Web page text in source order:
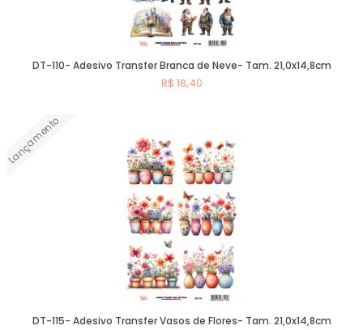
DT-110- Adesivo Transfer Branca de Neve- Tam. 21,0x14,8cm
R$ 18,40
Lançamento
DT-115- Adesivo Transfer Vasos de Flores- Tam. 21,0x14,8cm